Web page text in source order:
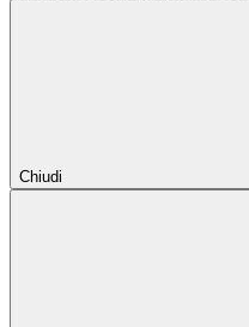
Chiudi